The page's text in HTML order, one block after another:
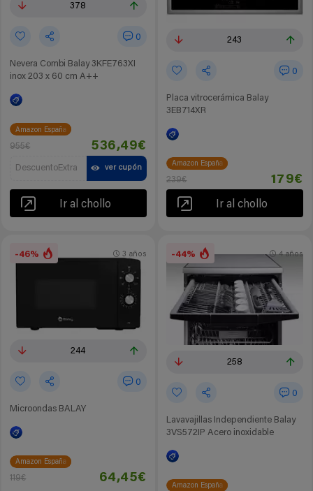
378
0
Nevera Combi Balay 3KFE763XI
inox 203 x 60 cm A++
Amazon España
955€ 536,49€
DescuentoExtra ver cupón
Ir al chollo
243
0
Placa vitrocerámica Balay
3EB714XR
Amazon España
239€ 179€
Ir al chollo
-46%
244
0
Microondas BALAY
3 años
Amazon España
119€ 64,45€
-44%
258
0
Lavavajillas Independiente Balay
3VS572IP Acero inoxidable
4 años
Amazon España